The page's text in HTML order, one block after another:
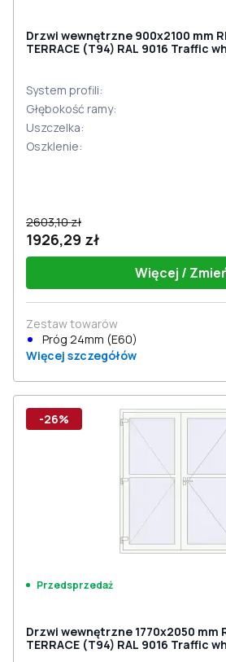
Drzwi wewnętrzne 900x2100 mm
TERRACE (Т94) RAL 9016 Traffic
System profili:
Głębokość ramy:
Uszczelka:
Oszklenie:
2603,10 zł
1926,29 zł
Więcej /
Zestaw towarów
Próg 24mm (E60)
Więcej szczegółów
-26%
Przedsprzedaż
Drzwi wewnętrzne 1770x2050 mm
TERRACE (Т94) RAL 9016 Traffic